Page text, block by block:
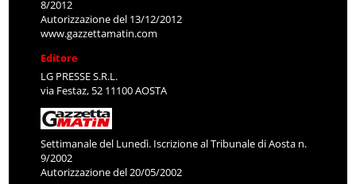
8/2012
Autorizzazione del 13/12/2012
www.gazzettamatin.com
Editore
LG PRESSE S.R.L.
via Festaz, 52 11100 AOSTA
Settimanale del Lunedì. Iscrizione al Tribunale di Aosta n.
9/2002
Autorizzazione del 20/05/2002